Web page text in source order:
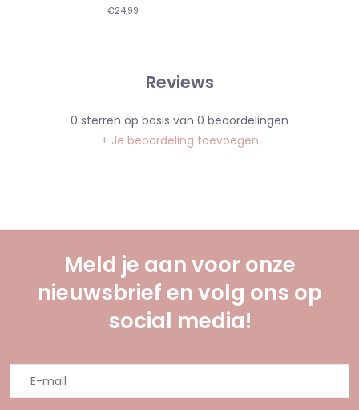
€24,99
Reviews
0 sterren op basis van 0 beoordelingen
+ Je beoordeling toevoegen
Meld je aan voor onze
nieuwsbrief en volg ons op
social media!